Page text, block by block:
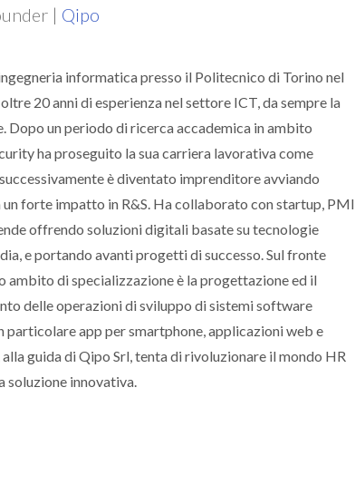
| Qipo
informatica presso il Politecnico di Torino nel
20 anni di esperienza nel settore ICT, da sempre la
Dopo un periodo di ricerca accademica in ambito
ha proseguito la sua carriera lavorativa come
è diventato imprenditore avviando
un forte impatto in R&S. Ha collaborato con startup, PMI
offrendo soluzioni digitali basate su tecnologie
e portando avanti progetti di successo. Sul fronte
ambito di specializzazione è la progettazione ed il
delle operazioni di sviluppo di sistemi software
particolare app per smartphone, applicazioni web e
guida di Qipo Srl, tenta di rivoluzionare il mondo HR
soluzione innovativa.